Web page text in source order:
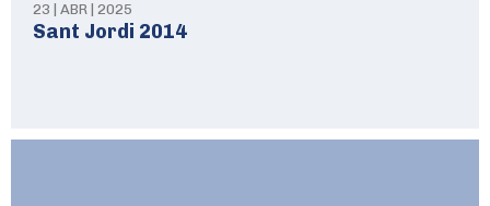
23 | ABR | 2025
Sant Jordi 2014